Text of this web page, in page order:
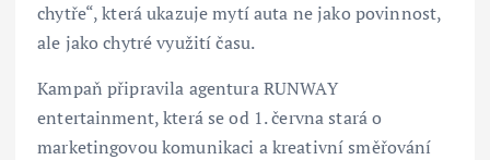
chytře“, která ukazuje mytí auta ne jako povinnost,
ale jako chytré využití času.
Kampaň připravila agentura RUNWAY
entertainment, která se od 1. června stará o
marketingovou komunikaci a kreativní směřování